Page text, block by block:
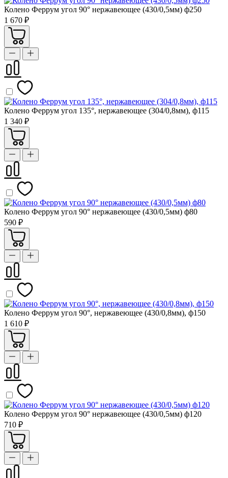
Колено Феррум угол 90° нержавеющее (430/0,5мм) ф250
1 670 ₽
Колено Феррум угол 135°, нержавеющее (304/0,8мм), ф115
1 340 ₽
Колено Феррум угол 90° нержавеющее (430/0,5мм) ф80
590 ₽
Колено Феррум угол 90°, нержавеющее (430/0,8мм), ф150
1 610 ₽
Колено Феррум угол 90° нержавеющее (430/0,5мм) ф120
710 ₽